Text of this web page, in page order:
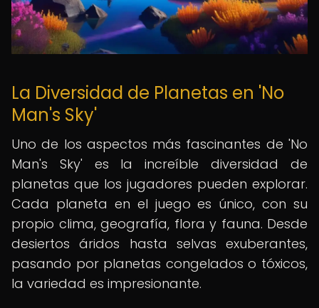
La Diversidad de Planetas en 'No
Man's Sky'
Uno de los aspectos más fascinantes de 'No
Man's Sky' es la increíble diversidad de
planetas que los jugadores pueden explorar.
Cada planeta en el juego es único, con su
propio clima, geografía, flora y fauna. Desde
desiertos áridos hasta selvas exuberantes,
pasando por planetas congelados o tóxicos,
la variedad es impresionante.